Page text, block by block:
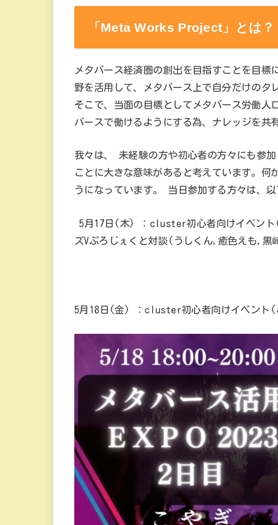
「Meta Works Project」とは？
メタバース経済圏の創出を目指すことを目
野を活用して、メタバース上で自分だけのタ
そこで、当面の目標としてメタバース労働
バースで働けるようにする為、ナレッジを共
我々は、 未経験の方や初心者の方々にも参
ことに大きな意味があると考えています。何
うになっています。 当日参加する方々は、以
5月17日(木) ：cluster初心者向けイベン
ズVぷろじぇくと対談(うしくん,癒色えも,黒
5月18日(金) ：cluster初心者向けイベント(